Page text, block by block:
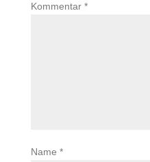
Kommentar *
Name *